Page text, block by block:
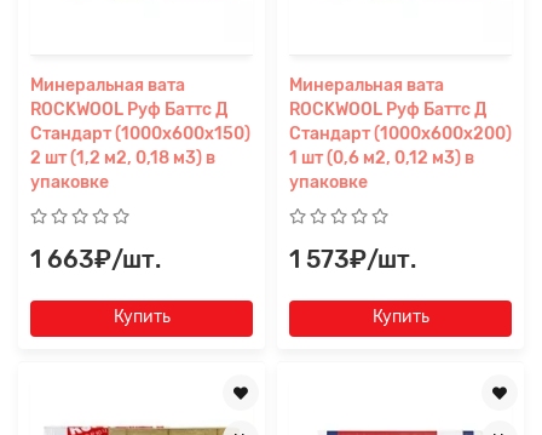
Минеральная вата
ROCKWOOL Руф Баттс Д
Стандарт (1000x600x150)
2 шт (1,2 м2, 0,18 м3) в
упаковке
1 663₽/шт.
Купить
Минеральная вата
ROCKWOOL Руф Баттс Д
Стандарт (1000x600x200)
1 шт (0,6 м2, 0,12 м3) в
упаковке
1 573₽/шт.
Купить
Заявка на расчет